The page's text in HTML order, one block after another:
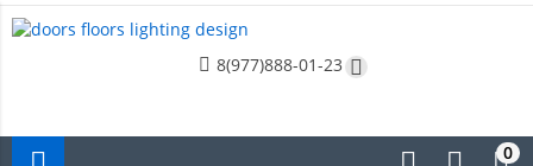
8(977)888-01-23
0